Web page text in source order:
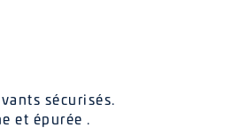
sécurisés.
et épurée .